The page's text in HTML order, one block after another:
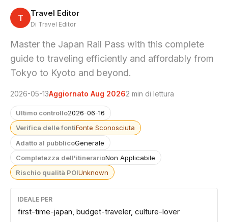
T Travel Editor
Di Travel Editor
Master the Japan Rail Pass with this complete
guide to traveling efficiently and affordably from
Tokyo to Kyoto and beyond.
2026-05-13Aggiornato Aug 20262 min di lettura
Ultimo controllo2026-06-16
Verifica delle fontiFonte Sconosciuta
Adatto al pubblicoGenerale
Completezza dell'itinerarioNon Applicabile
Rischio qualità POIUnknown
IDEALE PER
first-time-japan, budget-traveler, culture-lover